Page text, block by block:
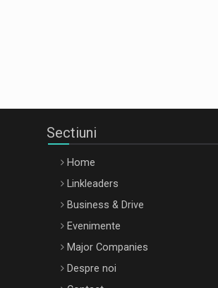
Sectiuni
Home
Linkleaders
Business & Drive
Evenimente
Major Companies
Despre noi